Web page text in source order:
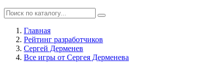
Главная
Рейтинг разработчиков
Сергей Дерменев
Все игры от Сергея Дерменева